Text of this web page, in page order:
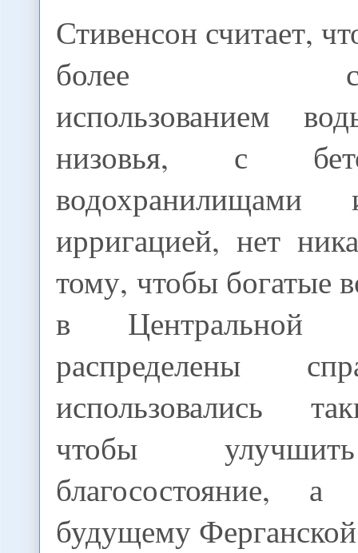
Стивенсон считает,
более
использованием
низовья, с
водохранилищами
ирригацией, нет
тому, чтобы богатые
в
распределены
использовались
чтобы
благосостояние,
будущему